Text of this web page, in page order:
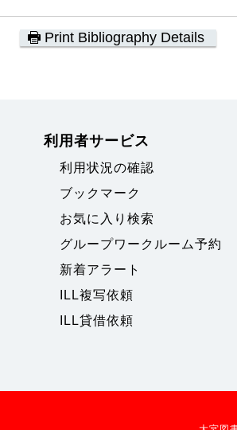
Print Bibliography Details
利用者サービス
利用状況の確認
ブックマーク
お気に入り検索
グループワークルーム予約
新着アラート
ILL複写依頼
ILL貸借依頼